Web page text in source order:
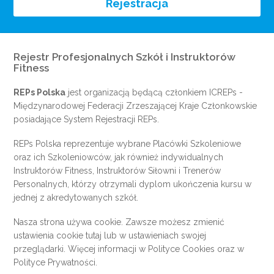
Rejestracja
Rejestr Profesjonalnych Szkół i Instruktorów
Fitness
REPs Polska jest organizacją będącą członkiem ICREPs -
Międzynarodowej Federacji Zrzeszającej Kraje Członkowskie
posiadające System Rejestracji REPs.
REPs Polska reprezentuje wybrane Placówki Szkoleniowe
oraz ich Szkoleniowców, jak również indywidualnych
Instruktorów Fitness, Instruktorów Siłowni i Trenerów
Personalnych, którzy otrzymali dyplom ukończenia kursu w
jednej z akredytowanych szkół.
Nasza strona używa cookie. Zawsze możesz zmienić
ustawienia cookietutaj lub w ustawieniach swojej
przeglądarki. Więcej informacji w Polityce Cookies oraz w
Polityce Prywatności